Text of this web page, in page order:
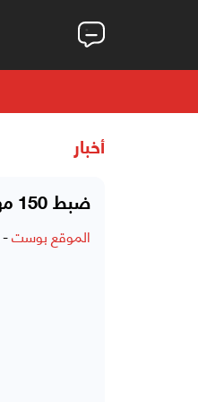
أخبار
ضبط 150 مهاجرا أثيوبيا في سواحل شبوة
الموقع بوست-